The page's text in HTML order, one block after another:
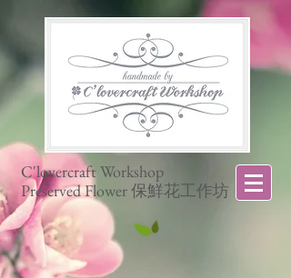
C'lovercraft Workshop
Preserved Flower 保鮮花工作坊